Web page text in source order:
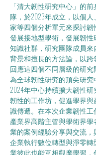
「清大韌性研究中心」的
隊，於2023年成立，以個
家等四個分析單元來探討
發展接地型學術，發展韌
知識社群，研究團隊成員
背景和擅長的方法論，以
回應這四個不同層級的研
為全球韌性研究的頂尖研究
2024年中心持續擴大韌性
韌性的工作坊，促進學界
識傳遞。在本次企業韌性工
產業界高階主管與學術界
業的案例經驗分享與交流
企業執行數位轉型與淨零
業彼此也能互相觀摩學習